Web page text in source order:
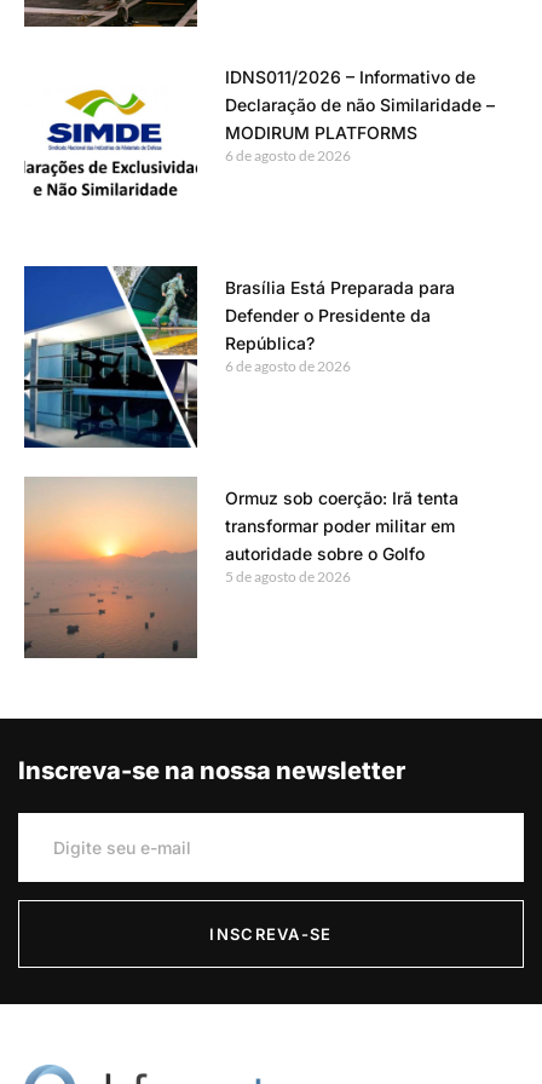
IDNS011/2026 – Informativo de
Declaração de não Similaridade –
MODIRUM PLATFORMS
6 de agosto de 2026
Brasília Está Preparada para
Defender o Presidente da
República?
6 de agosto de 2026
Ormuz sob coerção: Irã tenta
transformar poder militar em
autoridade sobre o Golfo
5 de agosto de 2026
Inscreva-se na nossa newsletter
INSCREVA-SE